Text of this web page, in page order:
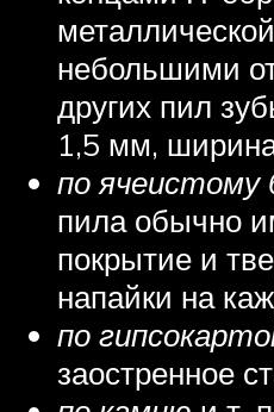
небольшими
других пил
1,5 мм,
по ячеистому
пила обычно
покрытие и
напайки на
по
заостренное